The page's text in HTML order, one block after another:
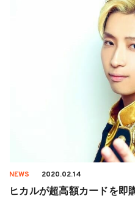
NEWS 2020.02.14
ヒカルが超高額カードを即